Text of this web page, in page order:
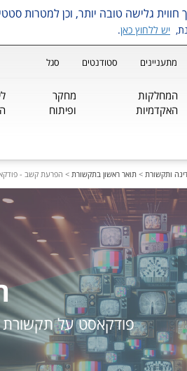
יש ללחוץ כאן.
מתעניינים סטודנטים סגל
המחלקות
האקדמיות
מחקר
ופיתוח
ותקשורת > תואר ראשון בתקשורת > הפרעת קשב -
פודקאסט על תקשורת